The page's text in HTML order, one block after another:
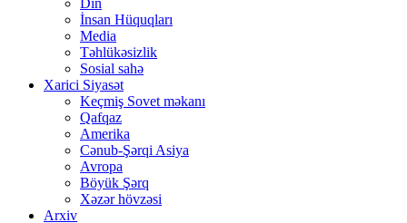
Din
İnsan Hüquqları
Media
Təhlükəsizlik
Sosial sahə
Xarici Siyasət
Keçmiş Sovet məkanı
Qafqaz
Amerika
Cənub-Şərqi Asiya
Avropa
Böyük Şərq
Xəzər hövzəsi
Arxiv